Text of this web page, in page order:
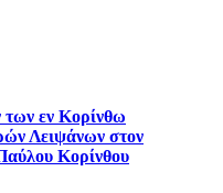
εν Κορίνθω
Λειψάνων στον
Κορίνθου